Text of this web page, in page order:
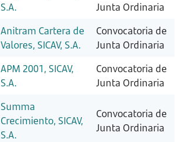
S.A.
Junta Ordinaria
Anitram Cartera de
Valores, SICAV, S.A.
Convocatoria de
Junta Ordinaria
APM 2001, SICAV,
S.A.
Convocatoria de
Junta Ordinaria
Summa
Crecimiento, SICAV,
S.A.
Convocatoria de
Junta Ordinaria